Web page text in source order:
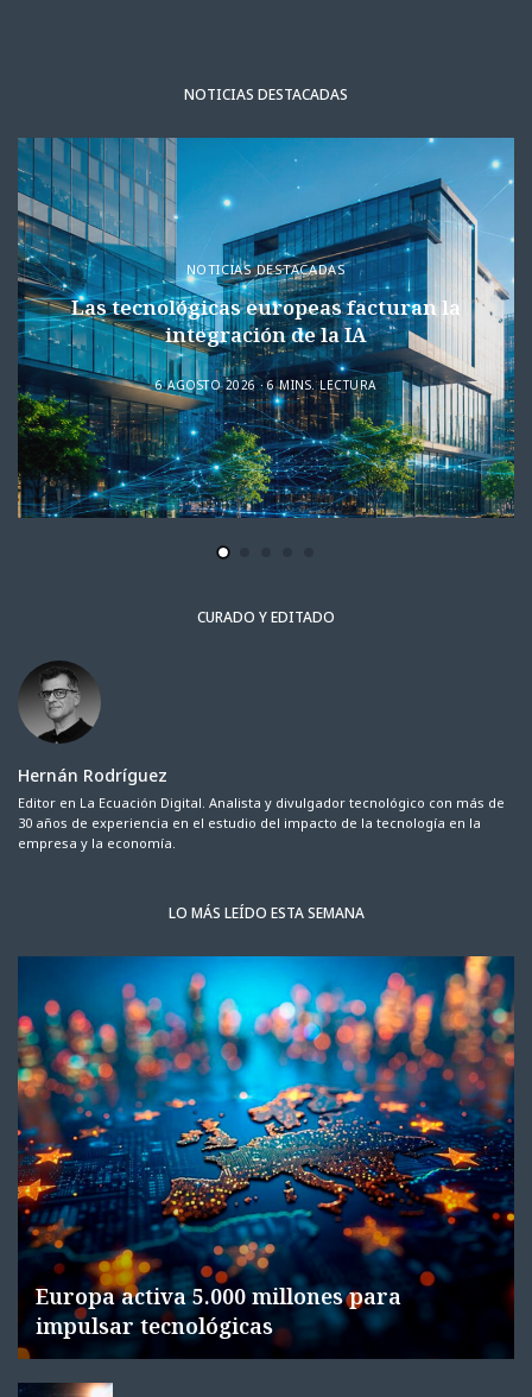
NOTICIAS DESTACADAS
NOTICIAS DESTACADAS
Las tecnológicas europeas facturan la
integración de la IA
6 AGOSTO 2026 6 MINS. LECTURA
CURADO Y EDITADO
Hernán Rodríguez
Editor en La Ecuación Digital. Analista y divulgador tecnológico con más de
30 años de experiencia en el estudio del impacto de la tecnología en la
empresa y la economía.
LO MÁS LEÍDO ESTA SEMANA
Europa activa 5.000 millones para
impulsar tecnológicas